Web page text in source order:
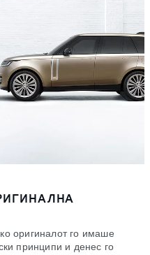
оригиналот го имаше
принципи и денес го